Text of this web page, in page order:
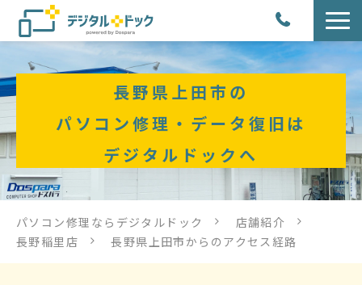
パソコン修理
サービス提供方法
店舗紹介
デジタルドックブログ
長野県上田市の
パソコン修理・データ復旧は
デジタルドックへ
パソコン修理ならデジタルドック
店舗紹介
長野稲里店
長野県上田市からのアクセス経路